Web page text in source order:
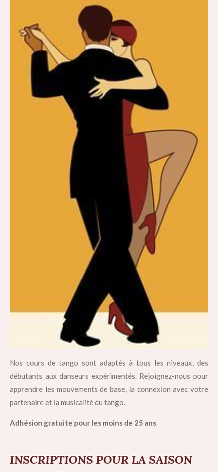
Nos cours de tango sont adaptés à tous les niveaux, des
débutants aux danseurs expérimentés. Rejoignez-nous pour
apprendre les mouvements de base, la connexion avec votre
partenaire et la musicalité du tango.
Adhésion gratuite pour les moins de 25 ans
INSCRIPTIONS POUR LA SAISON